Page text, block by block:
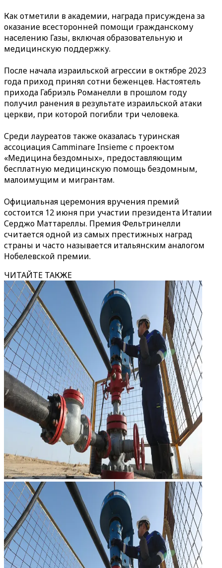
Как отметили в академии, награда присуждена за
оказание всесторонней помощи гражданскому
населению Газы, включая образовательную и
медицинскую поддержку.
После начала израильской агрессии в октябре 2023
года приход принял сотни беженцев. Настоятель
прихода Габриэль Романелли в прошлом году
получил ранения в результате израильской атаки
церкви, при которой погибли три человека.
Среди лауреатов также оказалась туринская
ассоциация Camminare Insieme с проектом
«Медицина бездомных», предоставляющим
бесплатную медицинскую помощь бездомным,
малоимущим и мигрантам.
Официальная церемония вручения премий
состоится 12 июня при участии президента Италии
Серджо Маттареллы. Премия Фельтринелли
считается одной из самых престижных наград
страны и часто называется итальянским аналогом
Нобелевской премии.
ЧИТАЙТЕ ТАКЖЕ